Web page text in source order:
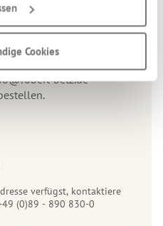
Cookies
den kostenfreien
aktuellem Brief und
(Bitte dann das
betz.de
verfügst, kontaktiere
(0)89 - 890 830-0